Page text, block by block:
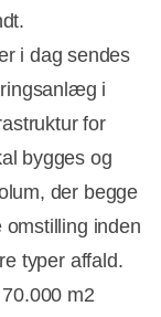
i dag sendes
i
for
bygges og
der begge
omstilling inden
typer affald.
m2